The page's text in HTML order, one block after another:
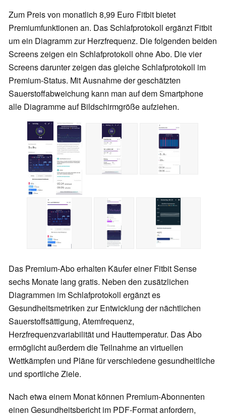
Zum Preis von monatlich 8,99 Euro Fitbit bietet
Premiumfunktionen an. Das Schlafprotokoll ergänzt Fitbit
um ein Diagramm zur Herzfrequenz. Die folgenden beiden
Screens zeigen ein Schlafprotokoll ohne Abo. Die vier
Screens darunter zeigen das gleiche Schlafprotokoll im
Premium-Status. Mit Ausnahme der geschätzten
Sauerstoffabweichung kann man auf dem Smartphone
alle Diagramme auf Bildschirmgröße aufziehen.
Das Premium-Abo erhalten Käufer einer Fitbit Sense
sechs Monate lang gratis. Neben den zusätzlichen
Diagrammen im Schlafprotokoll ergänzt es
Gesundheitsmetriken zur Entwicklung der nächtlichen
Sauerstoffsättigung, Atemfrequenz,
Herzfrequenzvariabilität und Hauttemperatur. Das Abo
ermöglicht außerdem die Teilnahmean virtuellen
Wettkämpfen und Pläne für verschiedene gesundheitliche
und sportliche Ziele.
Nach etwa einem Monat können Premium-Abonnenten
einen Gesundheitsbericht im PDF-Format anfordern,